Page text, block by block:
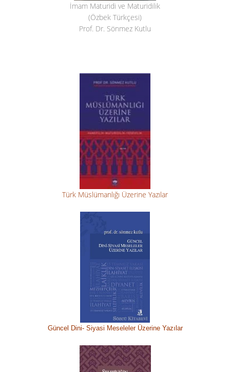
İmam Maturidi ve Maturidilik
(Özbek Türkçesi)
Prof. Dr. Sönmez Kutlu
Türk Müslümanlığı Üzerine Yazılar
Güncel Dini- Siyasi Meseleler Üzerine Yazılar